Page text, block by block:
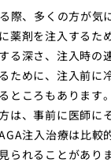
際、多くの方が
薬剤を注入する
る深さ、注入時
ために、注入前
ところもありま
は、事前に医師
注入治療は比
られることがあ